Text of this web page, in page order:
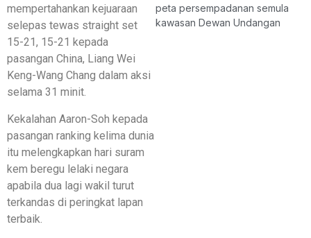
mempertahankan kejuaraan
selepas tewas straight set
15-21, 15-21 kepada
pasangan China, Liang Wei
Keng-Wang Chang dalam aksi
selama 31 minit.
Kekalahan Aaron-Soh kepada
pasangan ranking kelima dunia
itu melengkapkan hari suram
kem beregu lelaki negara
apabila dua lagi wakil turut
terkandas di peringkat lapan
terbaik.
peta persempadanan semula
kawasan Dewan Undangan